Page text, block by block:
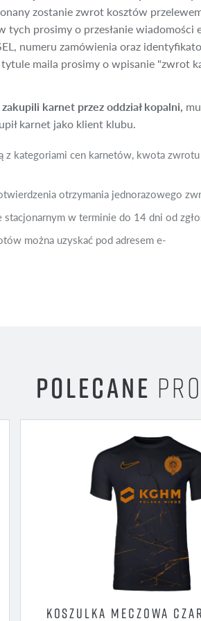
zostanie zwrot kosztów
prosimy o przesłanie wiadomości
numeru zamówienia oraz
maila prosimy o wpisanie "zwrot
karnet przez oddział kopalni,
karnet jako klient klubu.
z kategoriami cen karnetów, kwota
otrzymania jednorazowego
w terminie do 14 dni od
można uzyskać pod adresem e-
POLECANE
KOSZULKA MECZOWA